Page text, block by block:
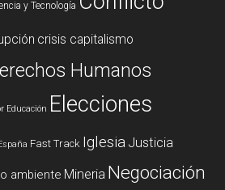
y Tecnología
crisis capitalismo
Humanos
Educación Elecciones
Fast Track Iglesia Justicia
ambiente Mineria Negociación